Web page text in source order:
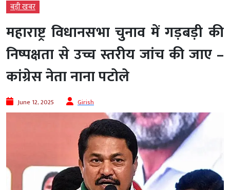
बड़ी खबर
महाराष्ट्र विधानसभा चुनाव में गड़बड़ी की
निष्पक्षता से उच्च स्तरीय जांच की जाए –
कांग्रेस नेता नाना पटोले
June 12, 2025 Girish